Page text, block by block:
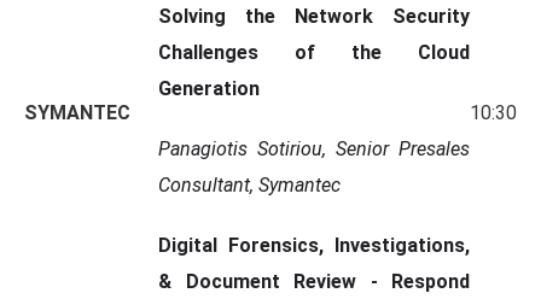
SYMANTEC
Solving the Network Security
Challenges of the Cloud
Generation
Panagiotis Sotiriou, Senior Presales
Consultant, Symantec
10:30
Digital Forensics, Investigations,
& Document Review - Respond